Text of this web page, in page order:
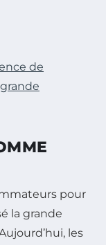
de
pour
la grande
les